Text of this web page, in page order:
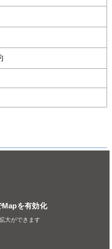
を有効化
大ができます